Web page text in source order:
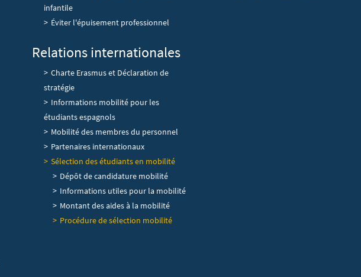
infantile
Éviter l'épuisement professionnel
Relations internationales
Charte Erasmus et Déclaration de
stratégie
Informations mobilité pour les
étudiants espagnols
Mobilité des membres du personnel
Partenaires internationaux
Sélection des étudiants en mobilité
Dépôt de candidature mobilité
Informations utiles pour la mobilité
Montant des aides à la mobilité
Procédure de sélection mobilité